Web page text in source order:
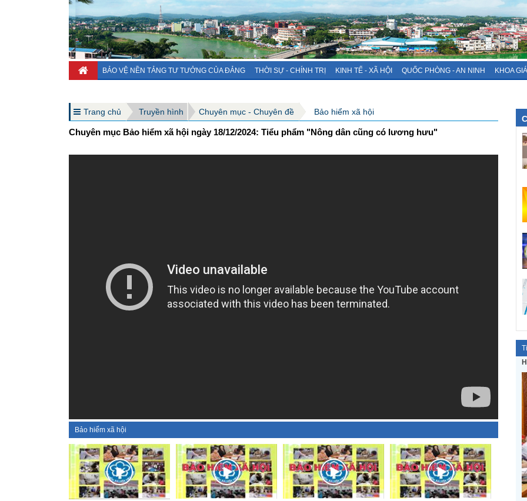
BẢO VỆ NỀN TẢNG TƯ TƯỞNG CỦA ĐẢNG THỜI SỰ - CHÍNH TRỊ KINH TẾ - XÃ HỘI QUỐC PHÒNG - AN NINH KHOA
Trang chủ Truyền hình Chuyên mục - Chuyên đề Bảo hiểm xã hội
Chuyên mục Bảo hiểm xã hội ngày 18/12/2024: Tiểu phẩm "Nông dân cũng có lương hưu"
Bảo hiểm xã hội